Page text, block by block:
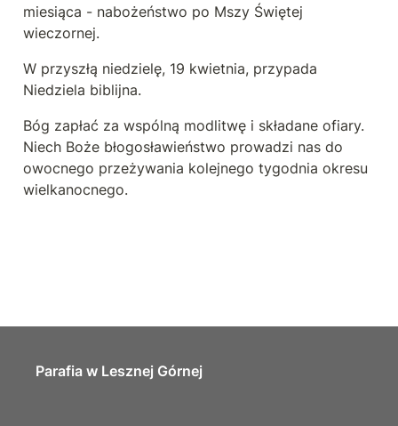
miesiąca - nabożeństwo po Mszy Świętej
wieczornej.
W przyszłą niedzielę, 19 kwietnia, przypada
Niedziela biblijna.
Bóg zapłać za wspólną modlitwę i składane ofiary.
Niech Boże błogosławieństwo prowadzi nas do
owocnego przeżywania kolejnego tygodnia okresu
wielkanocnego.
Parafia w Lesznej Górnej